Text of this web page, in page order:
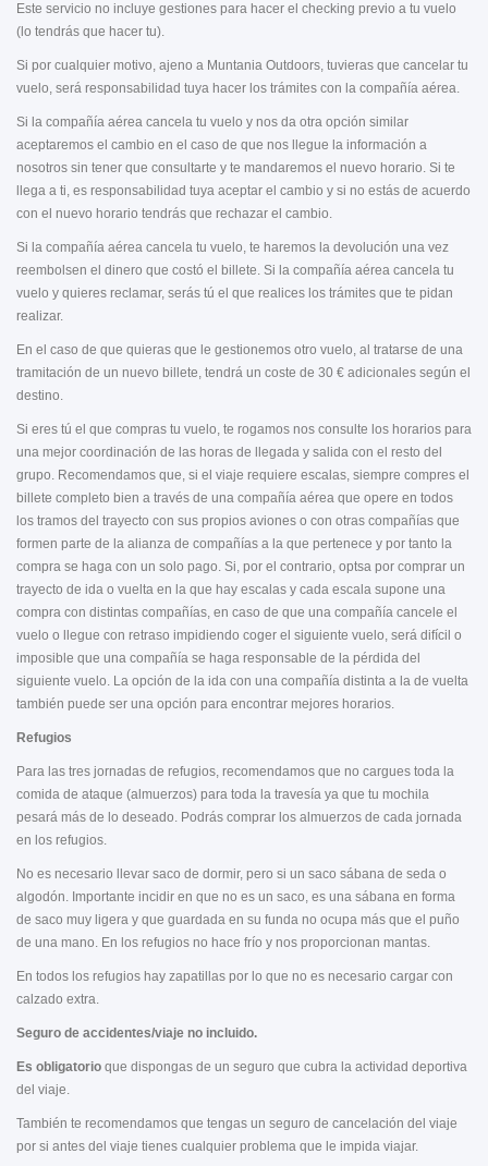
Este servicio no incluye gestiones para hacer el checking previo a tu vuelo
(lo tendrás que hacer tu).
Si por cualquier motivo, ajeno a Muntania Outdoors, tuvieras que cancelar tu
vuelo, será responsabilidad tuya hacer los trámites con la compañía aérea.
Si la compañía aérea cancela tu vuelo y nos da otra opción similar
aceptaremos el cambio en el caso de que nos llegue la información a
nosotros sin tener que consultarte y te mandaremos el nuevo horario. Si te
llega a ti, es responsabilidad tuya aceptar el cambio y si no estás de acuerdo
con el nuevo horario tendrás que rechazar el cambio.
Si la compañía aérea cancela tu vuelo, te haremos la devolución una vez
reembolsen el dinero que costó el billete. Si la compañía aérea cancela tu
vuelo y quieres reclamar, serás tú el que realices los trámites que te pidan
realizar.
En el caso de que quieras que le gestionemos otro vuelo, al tratarse de una
tramitación de un nuevo billete, tendrá un coste de 30 € adicionales según el
destino.
Si eres tú el que compras tu vuelo, te rogamos nos consulte los horarios para
una mejor coordinación de las horas de llegada y salida con el resto del
grupo. Recomendamos que, si el viaje requiere escalas, siempre compres el
billete completo bien a través de una compañía aérea que opere en todos
los tramos del trayecto con sus propios aviones o con otras compañías que
formen parte de la alianza de compañías a la que pertenece y por tanto la
compra se haga con un solo pago. Si, por el contrario, optsa por comprar un
trayecto de ida o vuelta en la que hay escalas y cada escala supone una
compra con distintas compañías, en caso de que una compañía cancele el
vuelo o llegue con retraso impidiendo coger el siguiente vuelo, será difícil o
imposible que una compañía se haga responsable de la pérdida del
siguiente vuelo. La opción de la ida con una compañía distinta a la de vuelta
también puede ser una opción para encontrar mejores horarios.
Refugios
Para las tres jornadas de refugios, recomendamos que no cargues toda la
comida de ataque (almuerzos) para toda la travesía ya que tu mochila
pesará más de lo deseado. Podrás comprar los almuerzos de cada jornada
en los refugios.
No es necesario llevar saco de dormir, pero si un saco sábana de seda o
algodón. Importante incidir en que no es un saco, es una sábana en forma
de saco muy ligera y que guardada en su funda no ocupa más que el puño
de una mano. En los refugios no hace frío y nos proporcionan mantas.
En todos los refugios hay zapatillas por lo que no es necesario cargar con
calzado extra.
Seguro de accidentes/viaje no incluido.
Es obligatorio que dispongas de un seguro que cubra la actividad deportiva
del viaje.
También te recomendamos que tengas un seguro de cancelación del viaje
por si antes del viaje tienes cualquier problema que le impida viajar.